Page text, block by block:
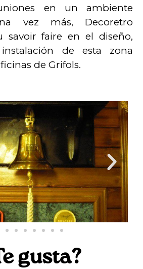
en un ambiente
vez más, Decoretro
savoir faire en el diseño,
de esta zona
de Grifols.
gusta?